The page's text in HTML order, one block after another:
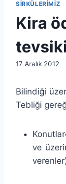
SIRKÜLERIMIZ
Kira
tevsiki
By
17 Aralık 2012
Bilindiği
Tebliği
ve